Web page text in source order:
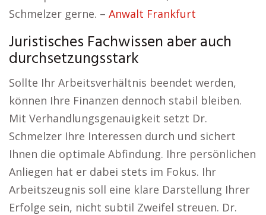
Schmelzer gerne. – Anwalt Frankfurt
Juristisches Fachwissen aber auch
durchsetzungsstark
Sollte Ihr Arbeitsverhältnis beendet werden,
können Ihre Finanzen dennoch stabil bleiben.
Mit Verhandlungsgenauigkeit setzt Dr.
Schmelzer Ihre Interessen durch und sichert
Ihnen die optimale Abfindung. Ihre persönlichen
Anliegen hat er dabei stets im Fokus. Ihr
Arbeitszeugnis soll eine klare Darstellung Ihrer
Erfolge sein, nicht subtil Zweifel streuen. Dr.